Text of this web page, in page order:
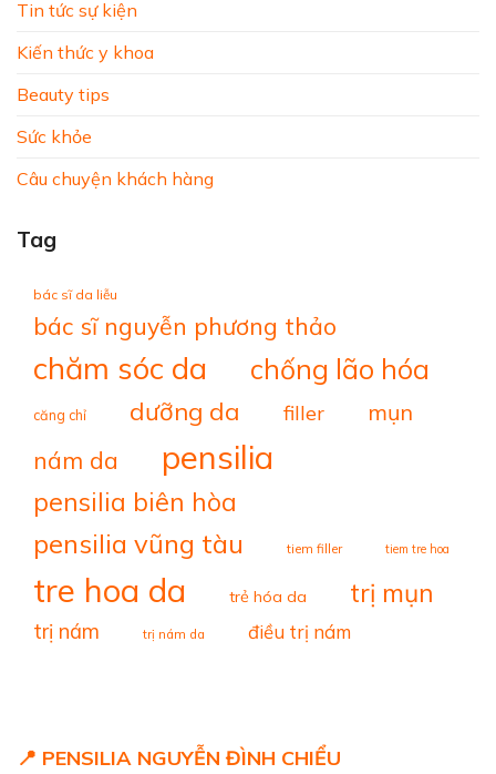
Tin tức sự kiện
Kiến thức y khoa
Beauty tips
Sức khỏe
Câu chuyện khách hàng
Tag
bác sĩ da liễu
bác sĩ nguyễn phương thảo
chăm sóc da chống lão hóa
căng chỉ dưỡng da filler mụn
nám da pensilia
pensilia biên hòa
pensilia vũng tàu tiem filler tiem tre hoa
tre hoa da trẻ hóa da trị mụn
trị nám trị nám da điều trị nám
📍 PENSILIA NGUYỄN ĐÌNH CHIỂU